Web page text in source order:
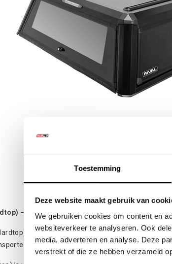
Toestemming
Deze website maakt gebruik van
We gebruiken cookies om content en
websiteverkeer te analyseren. Ook
media, adverteren en analyse. Deze
verstrekt of die ze hebben verzameld
– Hoogwaardige aluminium hardtop voor
is gemaakt vanA6063 aluminium en
snel te monteren en te installeren